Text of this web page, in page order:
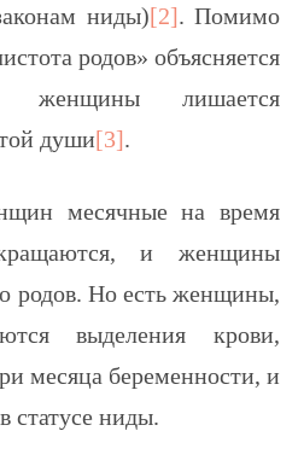
ниды)[2]. Помимо
родов» объясняется
лишается
души[3].
месячные на время
и женщины
родов. Но есть женщины,
выделения крови,
месяца беременности, и
статусе ниды.